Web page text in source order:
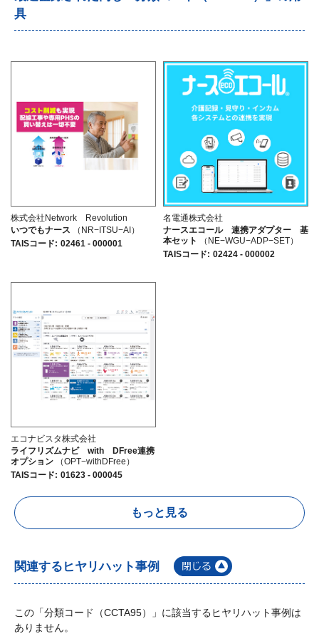
具
株式会社Network Revolution
いつでもナース
（NR−ITSU−AI）
TAISコード: 02461 - 000001
名電通株式会社
ナースエコール 連携アダプター 基
本セット
（NE−WGU−ADP−SET）
TAISコード: 02424 - 000002
エコナビスタ株式会社
ライフリズムナビ with DFree連携
オプション
（OPT−withDFree）
TAISコード: 01623 - 000045
もっと見る
関連するヒヤリハット事例
この「分類コード（CCTA95）」に該当するヒヤリハット事例は
ありません。